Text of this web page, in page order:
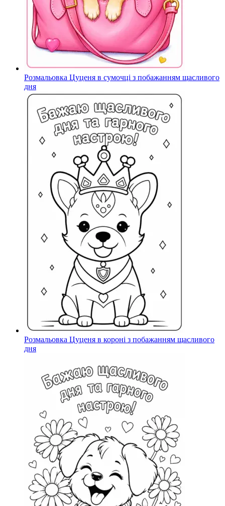
Розмальовка Цуценя в сумочці з побажанням щасливого
дня
Розмальовка Цуценя в короні з побажанням щасливого
дня